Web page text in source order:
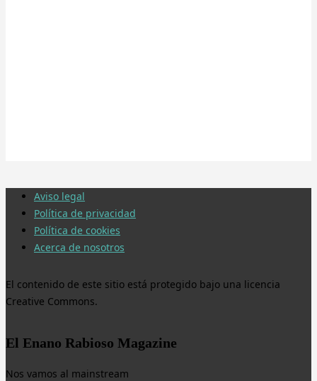
Aviso legal
Política de privacidad
Política de cookies
Acerca de nosotros
El contenido de este sitio está protegido bajo una licencia
Creative Commons.
El Enano Rabioso Magazine
Nos vamos al mainstream